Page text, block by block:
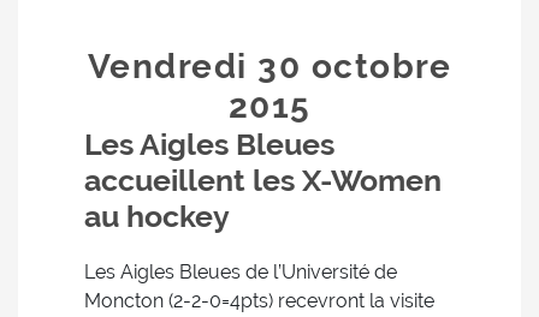
Vendredi 30 octobre
2015
Les Aigles Bleues
accueillent les X-Women
au hockey
Les Aigles Bleues de l’Université de
Moncton (2-2-0=4pts) recevront la visite